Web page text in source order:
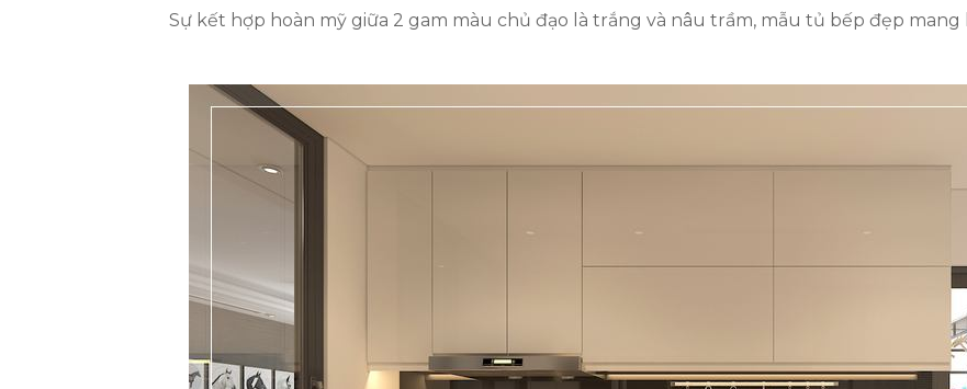
Sự kết hợp hoàn mỹ giữa 2 gam màu chủ đạo là trắng và nâu trầm, mẫu tủ bếp đẹp